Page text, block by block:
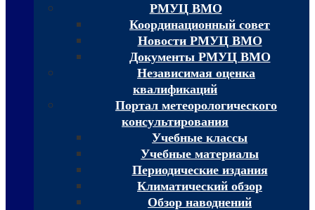
РМУЦ ВМО
Координационный совет
Новости РМУЦ ВМО
Документы РМУЦ ВМО
Независимая оценка
квалификаций
Портал метеорологического
консультирования
Учебные классы
Учебные материалы
Периодические издания
Климатический обзор
Обзор наводнений